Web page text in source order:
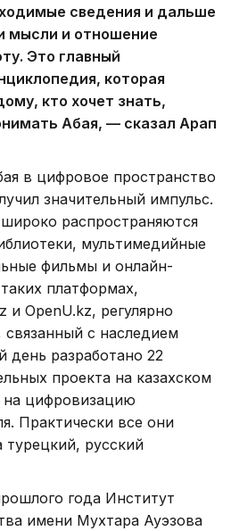
сведения и дальше
мысли и отношение
Это главный
которая
кто хочет знать,
Абая, — сказал Арап
в цифровое пространство
значительный импульс.
распространяются
мультимедийные
фильмы и онлайн-
платформах,
и OpenU.kz, регулярно
связанный с наследием
день разработано 22
проекта на казахском
на цифровизацию
Практически все они
русский
года Институт
имени Мухтара Ауэзова